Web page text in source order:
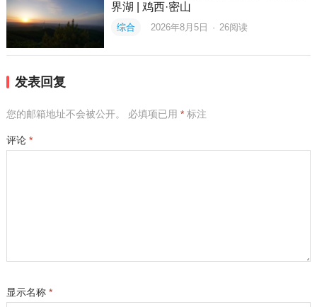
界湖 | 鸡西·密山
综合 2026年8月5日 · 26阅读
发表回复
您的邮箱地址不会被公开。 必填项已用 *标注
评论 *
显示名称 *